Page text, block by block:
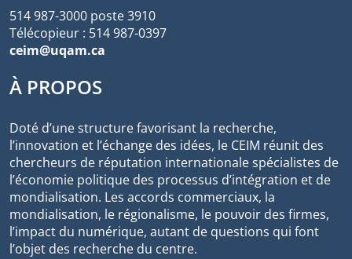
514 987-3000 poste 3910
Télécopieur : 514 987-0397
ceim@uqam.ca
À PROPOS
Doté d’une structure favorisant la recherche,
l’innovation et l’échange des idées, le CEIM réunit des
chercheurs de réputation internationale spécialistes de
l’économie politique des processus d’intégration et de
mondialisation. Les accords commerciaux, la
mondialisation, le régionalisme, le pouvoir des firmes,
l’impact du numérique, autant de questions qui font
l’objet des recherche du centre.